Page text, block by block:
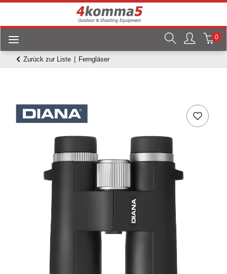
0
Zurück zur Liste Ferngläser